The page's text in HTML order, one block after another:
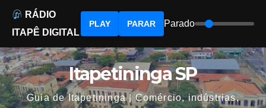
to
content
Itapetininga SP
Guia de Itapetininga | Comércio, indústrias,
RÁDIO
ITAPÊ DIGITAL
PLAY PARAR Parado